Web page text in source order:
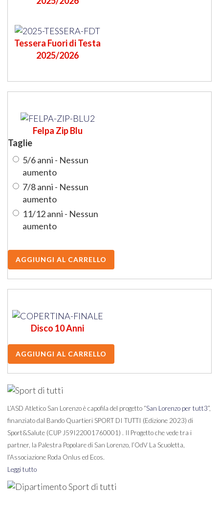
Tessera Fuori di Testa
2025/2026
Felpa Zip Blu
Taglie
5/6 anni - Nessun
aumento
7/8 anni - Nessun
aumento
11/12 anni - Nessun
aumento
Disco 10 Anni
L’ASD Atletico San Lorenzo è capofila del progetto “San Lorenzo per tutt3”,
finanziato dal Bando Quartieri SPORT DI TUTTI (Edizione 2023) di
Sport&Salute (CUP J59I22001760001) . Il Progetto che vede tra i
partner, la Palestra Popolare di San Lorenzo, l’OdV La Scuoletta,
l’Associazione Roda Onlus ed Ecos.
Leggi tutto